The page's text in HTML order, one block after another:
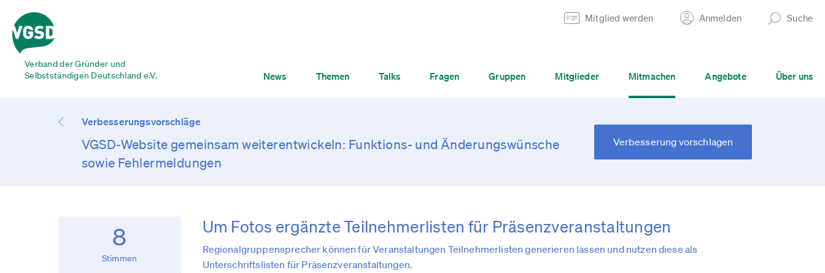
Verband der Gründer und
Selbstständigen Deutschland e.V.
Mitglied werden Anmelden Suche
News Themen Talks Fragen Gruppen Mitglieder Mitmachen Angebote Über uns
Verbesserungsvorschläge
VGSD-Website gemeinsam weiterentwickeln: Funktions- und Änderungswünsche
sowie Fehlermeldungen
Verbesserung vorschlagen
8
Stimmen
Um Fotos ergänzte Teilnehmerlisten für Präsenzveranstaltungen
Regionalgruppensprecher können für Veranstaltungen Teilnehmerlisten generieren lassen und nutzen diese als
Unterschriftslisten für Präsenzveranstaltungen.